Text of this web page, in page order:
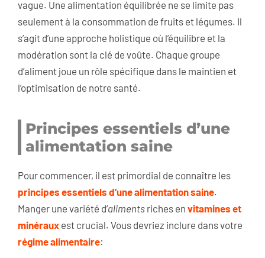
vague. Une alimentation équilibrée ne se limite pas
seulement à la consommation de fruits et légumes. Il
s’agit d’une approche holistique où l’équilibre et la
modération sont la clé de voûte. Chaque groupe
d’aliment joue un rôle spécifique dans le maintien et
l’optimisation de notre santé.
Principes essentiels d’une
alimentation saine
Pour commencer, il est primordial de connaître les
principes essentiels d’une alimentation saine.
Manger une variété d’aliments riches en vitamines et
minéraux est crucial. Vous devriez inclure dans votre
régime alimentaire: